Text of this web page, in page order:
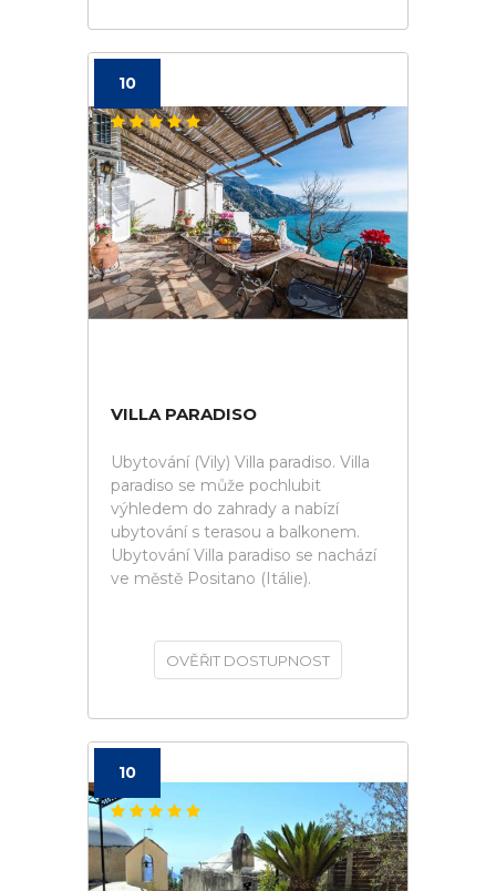
10
VILLA PARADISO
Ubytování (Vily) Villa paradiso. Villa
paradiso se může pochlubit
výhledem do zahrady a nabízí
ubytování s terasou a balkonem.
Ubytování Villa paradiso se nachází
ve městě Positano (Itálie).
OVĚŘIT DOSTUPNOST
10